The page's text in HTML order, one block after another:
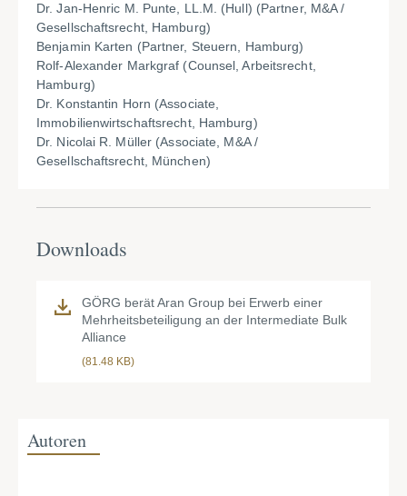
Dr. Jan-Henric M. Punte, LL.M. (Hull) (Partner, M&A /
Gesellschaftsrecht, Hamburg)
Benjamin Karten (Partner, Steuern, Hamburg)
Rolf-Alexander Markgraf (Counsel, Arbeitsrecht,
Hamburg)
Dr. Konstantin Horn (Associate,
Immobilienwirtschaftsrecht, Hamburg)
Dr. Nicolai R. Müller (Associate, M&A /
Gesellschaftsrecht, München)
Downloads
GÖRG berät Aran Group bei Erwerb einer
Mehrheitsbeteiligung an der Intermediate Bulk
Alliance
(81.48 KB)
Autoren